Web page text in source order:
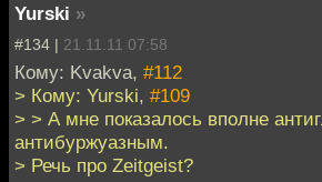
Yurski »
#134 | 21.11.11 07:58
Кому: Kvakva, #112
> Кому: Yurski, #109
> > А мне показалось вполне
антибуржуазным.
> Речь про Zeitgeist?